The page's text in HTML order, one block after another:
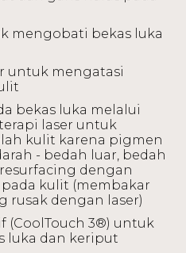
mengobati bekas luka
untuk mengatasi
bekas luka melalui
laser untuk
kulit karena pigmen
- bedah luar, bedah
dengan
kulit (membakar
rusak dengan laser)
(CoolTouch 3®) untuk
luka dan keriput